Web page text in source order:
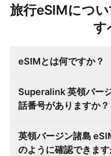
旅行eSIMにつ
す
eSIMとは何ですか？
Superalink 英領バー
話番号がありますか？
英領バージン諸島
のように確認できます